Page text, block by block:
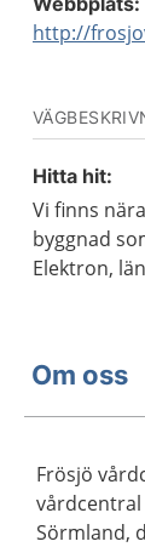
http://
Hitta hit:
Vi finns
byggnad
Elektron,
Om oss
Frösjö
vårdcentral
Sörmland,